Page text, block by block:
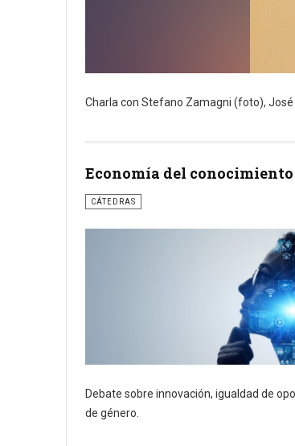
Charla con Stefano Zamagni (foto), José
Economía del
CÁTEDRAS
Debate sobre innovación, igualdad de
de género.